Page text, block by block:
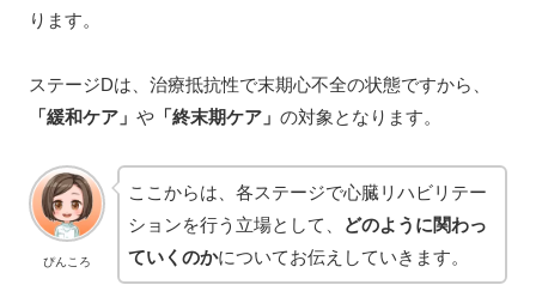
ります。
ステージDは、治療抵抗性で末期心不全の状態ですから、
「緩和ケア」 や 「終末期ケア」 の対象となります。
ぴんころ
ここからは、各ステージで心臓リハビリテー
ションを行う立場として、
どのように関わっ
ていくのかについてお伝えしていきます。